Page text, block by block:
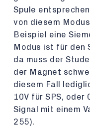
Spule
von diesem
Beispiel eine
Modus ist für den
da muss der
der Magnet
diesem Fall
10V für SPS, oder
Signal mit einem
255).